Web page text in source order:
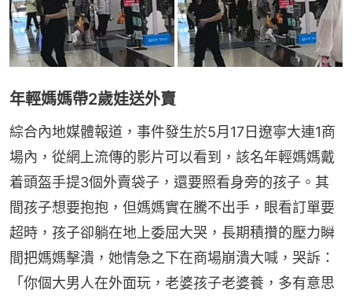
年輕媽媽帶2歲娃送外賣
綜合內地媒體報道，事件發生於5月17日遼寧大連1商
場內，從網上流傳的影片可以看到，該名年輕媽媽戴
着頭盔手提3個外賣袋子，還要照看身旁的孩子。其
間孩子想要抱抱，但媽媽實在騰不出手，眼看訂單要
超時，孩子卻躺在地上委屈大哭，長期積攢的壓力瞬
間把媽媽擊潰，她情急之下在商場崩潰大喊，哭訴：
「你個大男人在外面玩，老婆孩子老婆養，多有意思